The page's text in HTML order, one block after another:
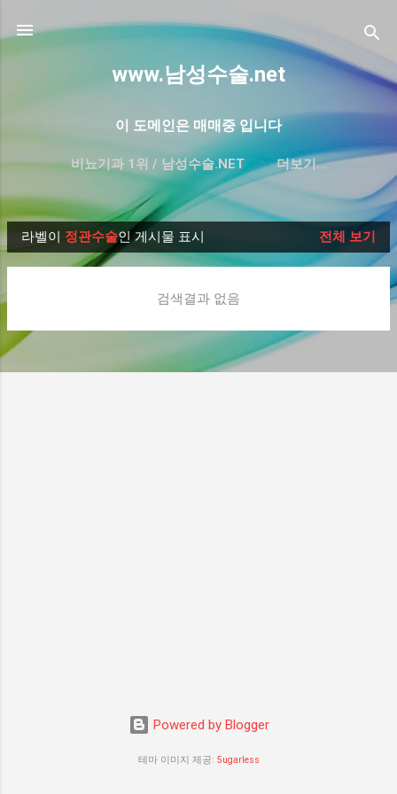
기본 콘텐츠로 건너뛰기
www.남성수술.net
이 도메인은 매매중 입니다
비뇨기과 1위 / 남성수술.NET 더보기…
프리미엄 한글 도메인 매매-대방출
글
라벨이 정관수술인 게시물 표시 전체 보기
검색결과 없음
Powered by Blogger
테마 이미지 제공: 5ugarless